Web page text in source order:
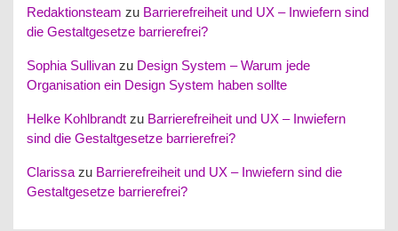
Redaktionsteam zu Barrierefreiheit und UX – Inwiefern sind
die Gestaltgesetze barrierefrei?
Sophia Sullivan zu Design System – Warum jede
Organisation ein Design System haben sollte
Helke Kohlbrandt zu Barrierefreiheit und UX – Inwiefern
sind die Gestaltgesetze barrierefrei?
Clarissa zu Barrierefreiheit und UX – Inwiefern sind die
Gestaltgesetze barrierefrei?